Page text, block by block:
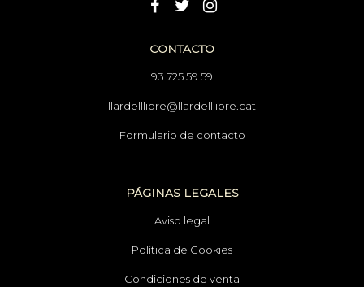
CONTACTO
93 725 59 59
llardelllibre@llardelllibre.cat
Formulario de contacto
PÁGINAS LEGALES
Aviso legal
Política de Cookies
Condiciones de venta